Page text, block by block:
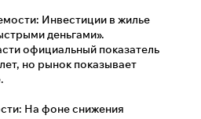
Инвестиции в жилье
деньгами».
официальный показатель
но рынок показывает
На фоне снижения